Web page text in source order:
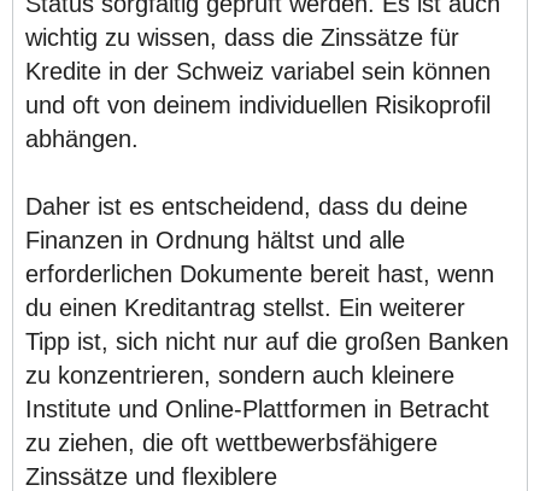
wichtig zu wissen, dass die Zinssätze für
Kredite in der Schweiz variabel sein können
und oft von deinem individuellen Risikoprofil
abhängen.
Daher ist es entscheidend, dass du deine
Finanzen in Ordnung hältst und alle
erforderlichen Dokumente bereit hast, wenn
du einen Kreditantrag stellst. Ein weiterer
Tipp ist, sich nicht nur auf die großen Banken
zu konzentrieren, sondern auch kleinere
Institute und Online-Plattformen in Betracht
zu ziehen, die oft wettbewerbsfähigere
Zinssätze und flexiblere